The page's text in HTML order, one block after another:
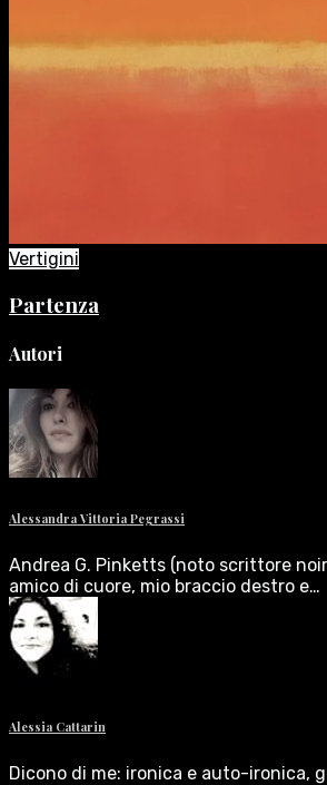
Vertigini
Partenza
Autori
Alessandra Vittoria Pegrassi
Andrea G. Pinketts (noto scrittore
amico di cuore, mio braccio destro e…
Alessia Cattarin
Dicono di me: ironica e auto-ironica,